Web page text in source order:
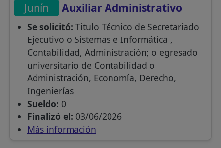
Junín Auxiliar Administrativo
Se solicitó: Titulo Técnico de Secretariado
Ejecutivo o Sistemas e Informática ,
Contabilidad, Administración; o egresado
universitario de Contabilidad o
Administración, Economía, Derecho,
Ingenierías
Sueldo: 0
Finalizó el: 03/06/2026
Más información